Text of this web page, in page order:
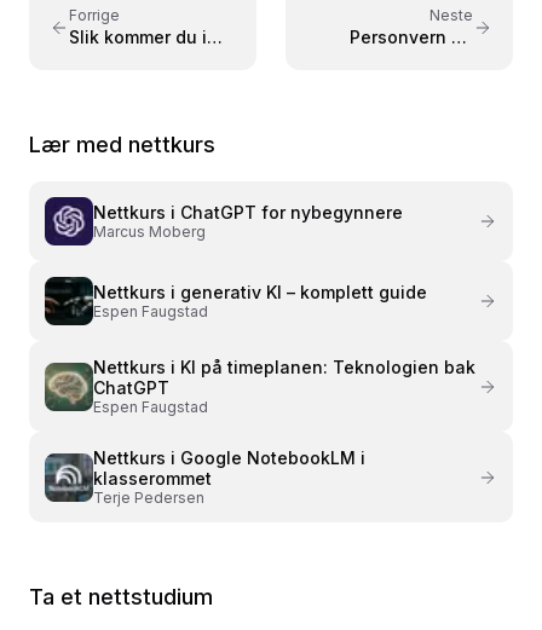
Forrige
Slik kommer du i
Neste
Personvern og
Lær med nettkurs
Nettkurs i ChatGPT for nybegynnere
Marcus Moberg
Nettkurs i generativ KI – komplett guide
Espen Faugstad
Nettkurs i KI på timeplanen: Teknologien bak
ChatGPT
Espen Faugstad
Nettkurs i Google NotebookLM i
klasserommet
Terje Pedersen
Ta et nettstudium